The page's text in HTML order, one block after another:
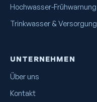
Hochwasser-Frühwarnung
Trinkwasser & Versorgung
UNTERNEHMEN
Über uns
Kontakt